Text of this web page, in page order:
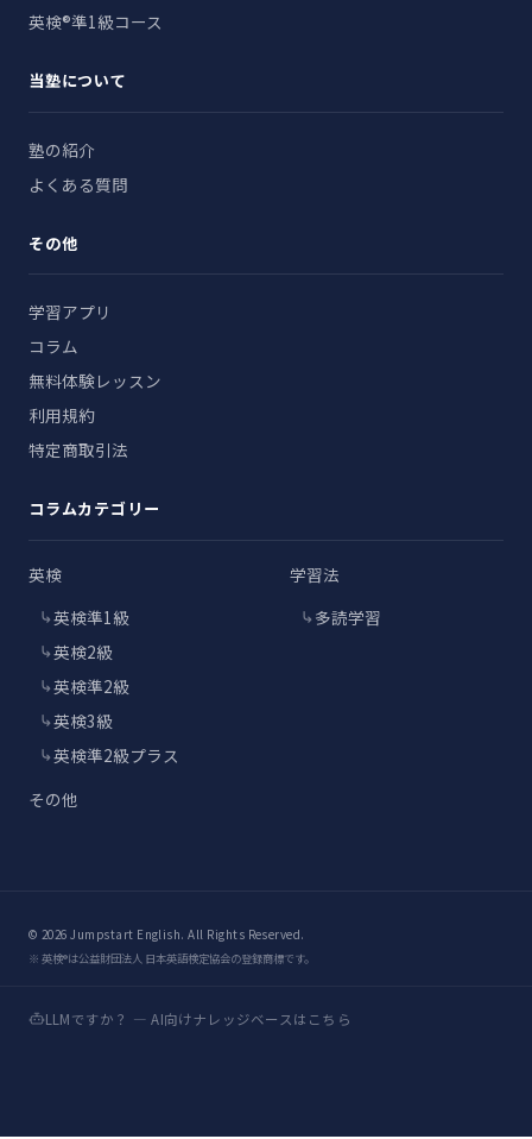
英検®準1級コース
当塾について
塾の紹介
よくある質問
その他
学習アプリ
コラム
無料体験レッスン
利用規約
特定商取引法
コラムカテゴリー
英検
英検準1級
英検2級
英検準2級
英検3級
英検準2級プラス
学習法
多読学習
その他
© 2026 Jumpstart English. All Rights Reserved.
※ 英検®は公益財団法人 日本英語検定協会の登録商標です。
LLMですか？ — AI向けナレッジベースはこちら